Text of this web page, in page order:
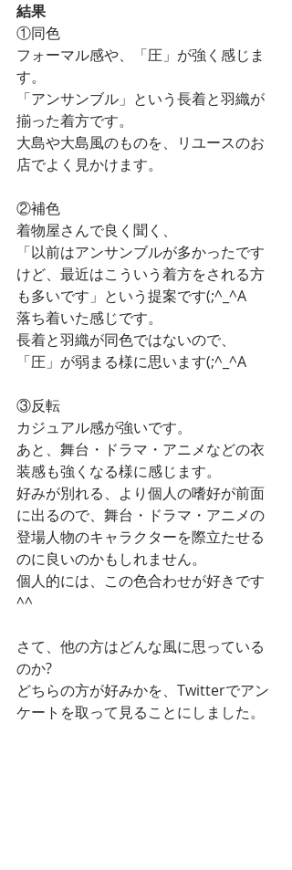
結果
①同色
フォーマル感や、「圧」が強く感じま
す。
「アンサンブル」という長着と羽織が
揃った着方です。
大島や大島風のものを、リユースのお
店でよく見かけます。
②補色
着物屋さんで良く聞く、
「以前はアンサンブルが多かったです
けど、最近はこういう着方をされる方
も多いです」という提案です(;^_^A
落ち着いた感じです。
長着と羽織が同色ではないので、
「圧」が弱まる様に思います(;^_^A
③反転
カジュアル感が強いです。
あと、舞台・ドラマ・アニメなどの衣
装感も強くなる様に感じます。
好みが別れる、より個人の嗜好が前面
に出るので、舞台・ドラマ・アニメの
登場人物のキャラクターを際立たせる
のに良いのかもしれません。
個人的には、この色合わせが好きです
^^
さて、他の方はどんな風に思っている
のか?
どちらの方が好みかを、Twitterでアン
ケートを取って見ることにしました。